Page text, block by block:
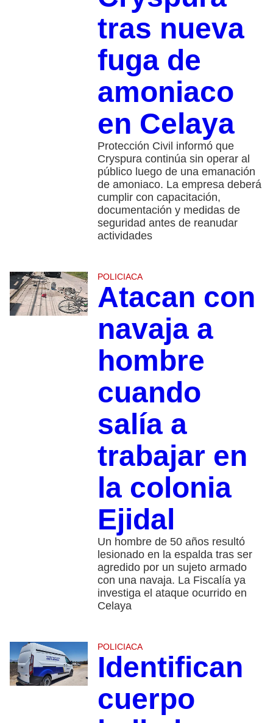
tras nueva
fuga de
amoniaco
en Celaya
Protección Civil informó que
Cryspura continúa sin operar al
público luego de una emanación
de amoniaco. La empresa deberá
cumplir con capacitación,
documentación y medidas de
seguridad antes de reanudar
actividades
POLICIACA
Atacan con
navaja a
hombre
cuando
salía a
trabajar en
la colonia
Ejidal
Un hombre de 50 años resultó
lesionado en la espalda tras ser
agredido por un sujeto armado
con una navaja. La Fiscalía ya
investiga el ataque ocurrido en
Celaya
POLICIACA
Identifican
cuerpo